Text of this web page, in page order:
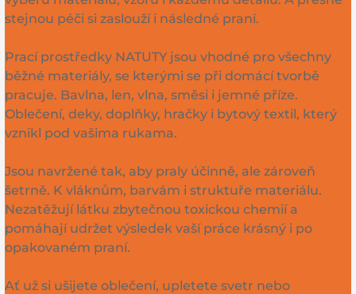
stejnou péči si zaslouží i následné praní.
Prací prostředky NATUTY jsou vhodné pro všechny
běžné materiály, se kterými se při domácí tvorbě
pracuje. Bavlna, len, vlna, směsi i jemné příze.
Oblečení, deky, doplňky, hračky i bytový textil, který
vznikl pod vašima rukama.
Jsou navržené tak, aby praly účinně, ale zároveň
šetrně. K vláknům, barvám i struktuře materiálu.
Nezatěžují látku zbytečnou toxickou chemií a
pomáhají udržet výsledek vaší práce krásný i po
opakovaném praní.
Ať už si ušijete oblečení, upletete svetr nebo